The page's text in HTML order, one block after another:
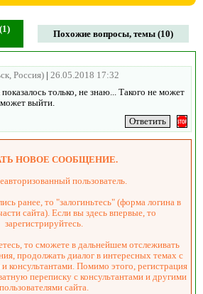
Похожие вопросы, темы (10)
Россия) | 26.05.2018 17:32
только, не знаю... Такого не может
выйти.
НОВОЕ СООБЩЕНИЕ.
пользователь.
ранее, то "залогиньтесь" (форма логина в
сайта). Если вы здесь впервые, то
зарегистрируйтесь.
то сможете в дальнейшем отслеживать
продолжать диалог в интересных темах с
консультантами. Помимо этого, регистрация
переписку с консультантами и другими
пользователями сайта.